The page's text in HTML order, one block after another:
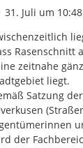
Zeitpunkt des
31. Juli um 10:48
Rasenschnitt
zeitnahe
liegt.
Satzung
der